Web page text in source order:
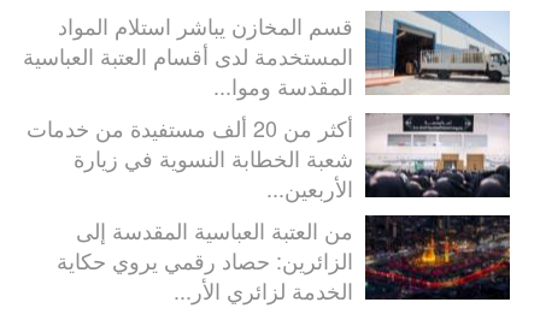
قسم المخازن يباشر استلام المواد
المستخدمة لدى أقسام العتبة العباسية
المقدسة وموا...
أكثر من 20 ألف مستفيدة من خدمات
شعبة الخطابة النسوية في زيارة
الأربعين...
من العتبة العباسية المقدسة إلى
الزائرين: حصاد رقمي يروي حكاية
الخدمة لزائري الأر...